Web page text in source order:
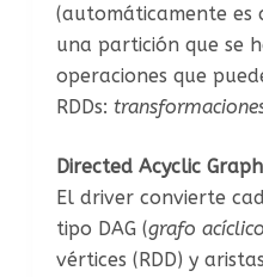
(automáticamente es
una partición que se
operaciones que
RDDs:
Directed Acyclic Graph
El driver convierte
tipo DAG (grafo
vértices (RDD) y